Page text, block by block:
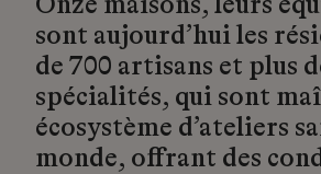
Onze maisons, leurs
sont aujourd’hui les
de 700 artisans et plus
spécialités, qui sont
écosystème d’ateliers
monde, offrant des